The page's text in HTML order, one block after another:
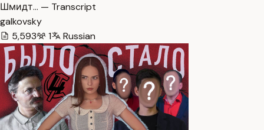
Шмидт… — Transcript
galkovsky
5,593
1 Russian